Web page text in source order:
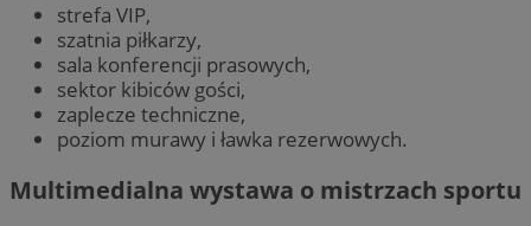
strefa VIP,
szatnia piłkarzy,
sala konferencji prasowych,
sektor kibiców gości,
zaplecze techniczne,
poziom murawy i ławka rezerwowych.
Multimedialna wystawa o mistrzach sportu